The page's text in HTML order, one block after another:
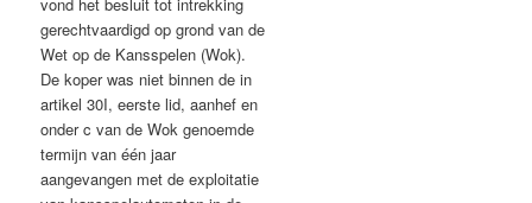
gerechtvaardigd op grond van de
Wet op de Kansspelen (Wok).
De koper was niet binnen de in
artikel 30I, eerste lid, aanhef en
onder c van de Wok genoemde
termijn van één jaar
aangevangen met de exploitatie